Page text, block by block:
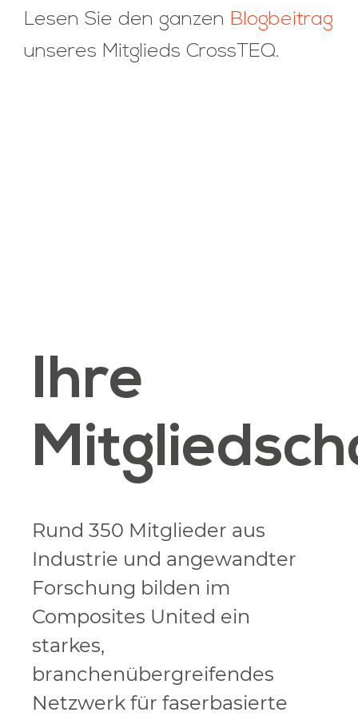
Lesen Sie den ganzen Blogbeitrag
unseres Mitglieds CrossTEQ.
Ihre
Rund 350 Mitglieder aus
Industrie und angewandter
Forschung bilden im
Composites United ein
starkes,
branchenübergreifendes
Netzwerk für faserbasierte